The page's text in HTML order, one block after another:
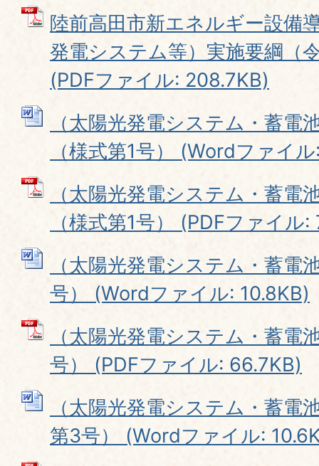
陸前高田市新エネルギー設備
発電システム等）実施要綱（
(PDFファイル: 208.7KB)
（太陽光発電システム・蓄電
（様式第1号） (Wordファイ
（太陽光発電システム・蓄電
（様式第1号） (PDFファイル
（太陽光発電システム・蓄電
号） (Wordファイル: 10.8KB)
（太陽光発電システム・蓄電
号） (PDFファイル: 66.7KB)
（太陽光発電システム・蓄電
第3号） (Wordファイル: